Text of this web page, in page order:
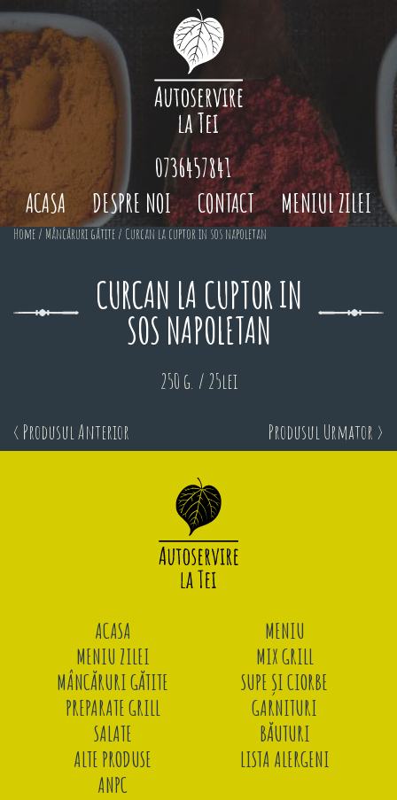
ACASA DESPRE NOI CONTACT MENIUL ZILEI
0736457841
Home / Mâncăruri gătite / Curcan la cuptor in sos napoletan
CURCAN LA CUPTOR IN
SOS NAPOLETAN
250 g. / 25lei
< Produsul Anterior Produsul Urmator >
ACASA
MENIU
MENIU ZILEI
MIX GRILL
MÂNCĂRURI GĂTITE
SUPE ȘI CIORBE
PREPARATE GRILL
GARNITURI
SALATE
BĂUTURI
ALTE PRODUSE
LISTA ALERGENI
ANPC